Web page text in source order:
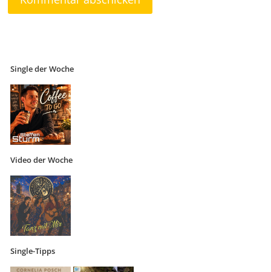
Single der Woche
Video der Woche
Single-Tipps